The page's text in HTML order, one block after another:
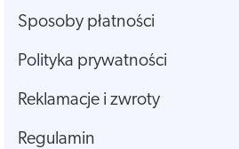
Sposoby płatności
Polityka prywatności
Reklamacje i zwroty
Regulamin